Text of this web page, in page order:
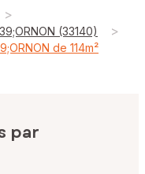
>
(33140) >
de 114m²
par